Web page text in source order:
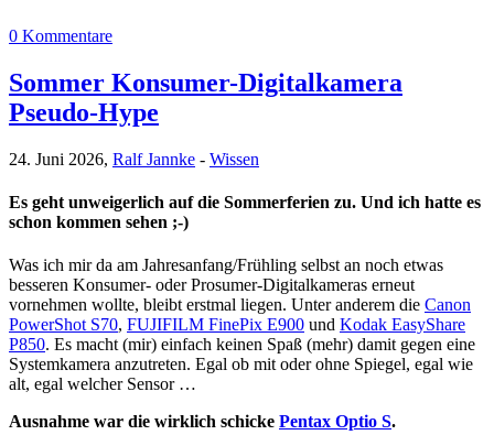
0 Kommentare
Sommer Konsumer-Digitalkamera
Pseudo-Hype
24. Juni 2026, Ralf Jannke - Wissen
Es geht unweigerlich auf die Sommerferien zu. Und ich hatte es
schon kommen sehen ;-)
Was ich mir da am Jahresanfang/Frühling selbst an noch etwas
besseren Konsumer- oder Prosumer-Digitalkameras erneut
vornehmen wollte, bleibt erstmal liegen. Unter anderem die Canon
PowerShot S70, FUJIFILM FinePix E900 und Kodak EasyShare
P850. Es macht (mir) einfach keinen Spaß (mehr) damit gegen eine
Systemkamera anzutreten. Egal ob mit oder ohne Spiegel, egal wie
alt, egal welcher Sensor …
Ausnahme war die wirklich schicke Pentax Optio S.